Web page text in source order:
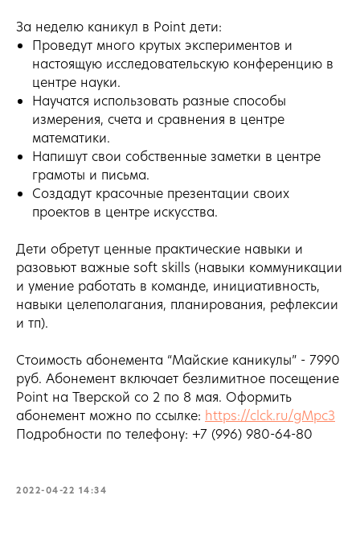
За неделю каникул в Point дети:
Проведут много крутых экспериментов и
настоящую исследовательскую конференцию в
центре науки.
Научатся использовать разные способы
измерения, счета и сравнения в центре
математики.
Напишут свои собственные заметки в центре
грамоты и письма.
Создадут красочные презентации своих
проектов в центре искусства.
Дети обретут ценные практические навыки и
разовьют важные soft skills (навыки коммуникации
и умение работать в команде, инициативность,
навыки целеполагания, планирования, рефлексии
и тп).
Стоимость абонемента “Майские каникулы” - 7990
руб. Абонемент включает безлимитное посещение
Point на Тверской со 2 по 8 мая. Оформить
абонемент можно по ссылке: https://clck.ru/gMpc3
Подробности по телефону: +7 (996) 980-64-80
2022-04-22 14:34